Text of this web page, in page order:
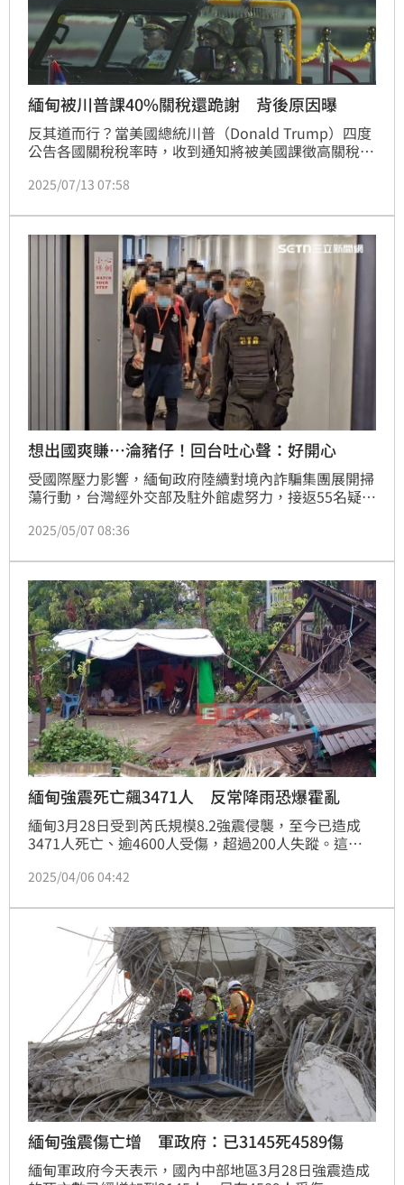
緬甸被川普課40%關稅還跪謝 背後原因曝
反其道而行？當美國總統川普（Donald Trump）四度
公告各國關稅稅率時，收到通知將被美國課徵高關稅的
然而，緬甸軍政府領導人敏昂萊（Min Aung Hlaing）
口稅的舉動，展現了川普「強大領導力」。敏昂萊會這
麼做是因為，這封關稅信被緬甸軍政府視為美國承認其
2025/07/13 07:58
想出國爽賺…淪豬仔！回台吐心聲：好開心
受國際壓力影響，緬甸政府陸續對境內詐騙集團展開掃
蕩行動，台灣經外交部及駐外館處努力，接返55名疑涉
案遭通緝，今天（6日）全數搭機返台；獲救的「豬
「真的很開心」。
2025/05/07 08:36
緬甸強震死亡飆3471人 反常降雨恐爆霍亂
緬甸3月28日受到芮氏規模8.2強震侵襲，至今已造成
3471人死亡、逾4600人受傷，超過200人失蹤。這場
力與醫療物資不足，讓救災與後續重建都非常困難，如
發霍亂等疾病，使情況更加嚴峻。
2025/04/06 04:42
緬甸強震傷亡增 軍政府：已3145死4589傷
緬甸軍政府今天表示，國內中部地區3月28日強震造成